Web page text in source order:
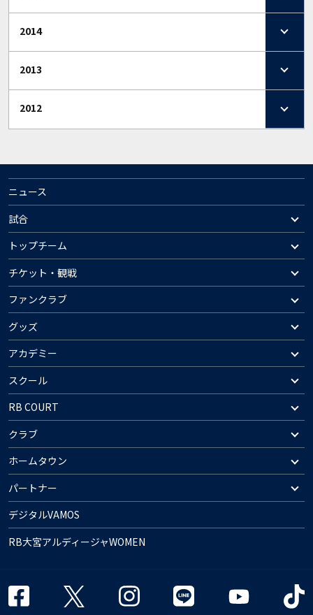
2014
2013
2012
ニュース
試合
トップチーム
チケット・観戦
ファンクラブ
グッズ
アカデミー
スクール
RB COURT
クラブ
ホームタウン
パートナー
デジタルVAMOS
RB大宮アルディージャWOMEN